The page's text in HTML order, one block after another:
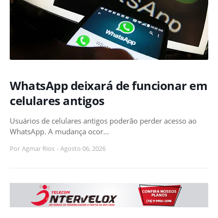
WhatsApp deixará de funcionar em
celulares antigos
Usuários de celulares antigos poderão perder acesso ao
WhatsApp. A mudança ocor…
Por Agmar Rios - Agosto 06, 2026